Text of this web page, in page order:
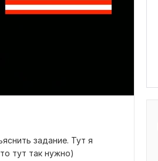
задание. Тут я
тут так нужно)